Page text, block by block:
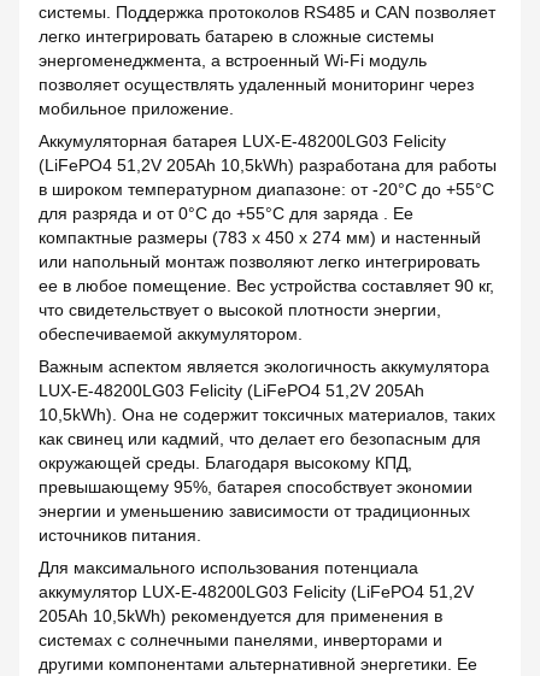
системы. Поддержка протоколов RS485 и CAN позволяет
легко интегрировать батарею в сложные системы
энергоменеджмента, а встроенный Wi-Fi модуль
позволяет осуществлять удаленный мониторинг через
мобильное приложение.
Аккумуляторная батарея LUX-E-48200LG03 Felicity
(LiFePO4 51,2V 205Ah 10,5kWh) разработана для работы
в широком температурном диапазоне: от -20°C до +55°C
для разряда и от 0°C до +55°C для заряда . Ее
компактные размеры (783 x 450 x 274 мм) и настенный
или напольный монтаж позволяют легко интегрировать
ее в любое помещение. Вес устройства составляет 90 кг,
что свидетельствует о высокой плотности энергии,
обеспечиваемой аккумулятором.
Важным аспектом является экологичность аккумулятора
LUX-E-48200LG03 Felicity (LiFePO4 51,2V 205Ah
10,5kWh). Она не содержит токсичных материалов, таких
как свинец или кадмий, что делает его безопасным для
окружающей среды. Благодаря высокому КПД,
превышающему 95%, батарея способствует экономии
энергии и уменьшению зависимости от традиционных
источников питания.
Для максимального использования потенциала
аккумулятор LUX-E-48200LG03 Felicity (LiFePO4 51,2V
205Ah 10,5kWh) рекомендуется для применения в
системах с солнечными панелями, инверторами и
другими компонентами альтернативной энергетики. Ее